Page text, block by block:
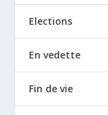
Elections
En vedette
Fin de vie